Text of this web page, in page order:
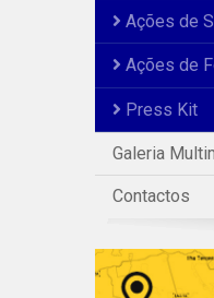
Ações de
Ações de
Press Kit
Galeria
Contactos